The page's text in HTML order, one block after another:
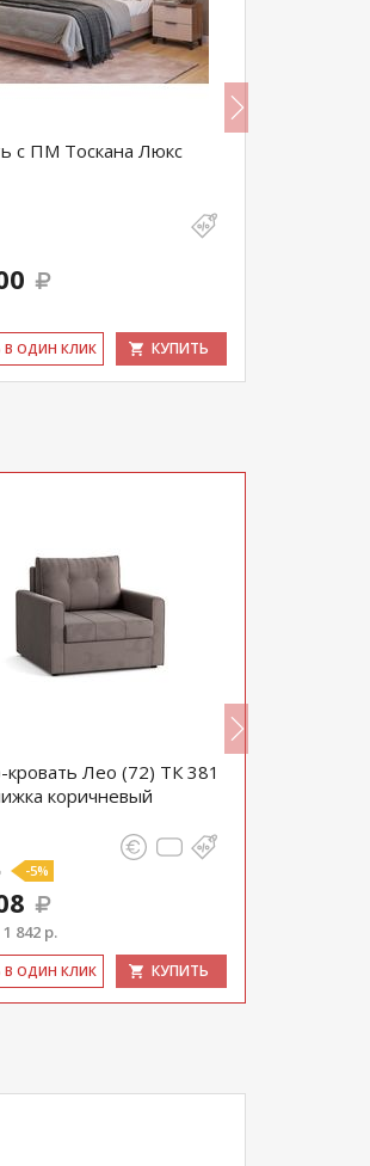
с ПМ Тоскана Люкс
В ОДИН КЛИК КУПИТЬ
кровать Лео (72) ТК 381
коричневый
-5%
842 р.
В ОДИН КЛИК КУПИТЬ